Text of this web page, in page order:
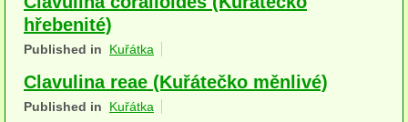
Houby (Fotogalerie)
podle typu plodnic
Apothecia
hřebenité)
Published in Kuřátka
Clavulina reae (Kuřátečko měnlivé)
Published in Kuřátka